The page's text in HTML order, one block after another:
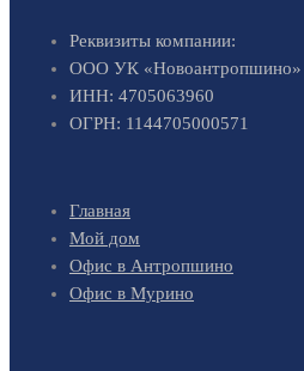
Реквизиты компании:
ООО УК «Новоантропшино»
ИНН: 4705063960
ОГРН: 1144705000571
Главная
Мой дом
Офис в Антропшино
Офис в Мурино